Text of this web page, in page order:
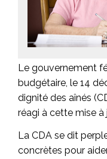
Le gouvernement
budgétaire, le 14
dignité des aînés
réagi à cette mise
La CDA se dit
concrètes pour